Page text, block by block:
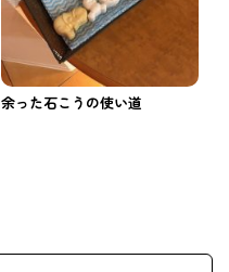
余った石こうの使い道